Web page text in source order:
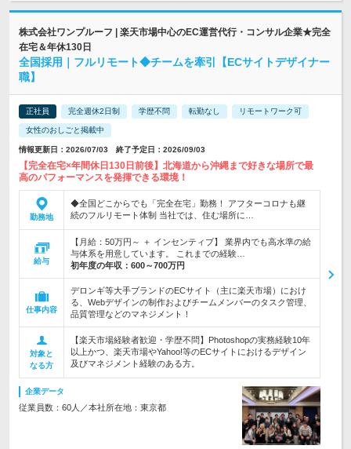
株式会社ワンプルーフ | 楽天市場中心のEC運営代行・コンサル企業★完全
在宅＆年休130日
全国採用｜フルリモート◆チームを牽引【ECサイトデザイナー
職】
正社員 完全週休2日制 学歴不問 転勤なし リモートワーク可
女性のおしごと掲載中
情報更新日：2026/07/03 終了予定日：2026/09/03
【完全在宅×年間休日130日前後】北海道から沖縄まで好きな場所で最
高のパフォーマンスを発揮できる環境！
勤務地
◆全国どこからでも「完全在宅」勤務！ アフターコロナも継
続のフルリモート体制 当社では、住む場所に…
給与
【月給：50万円～ ＋ インセンティブ】 業界内でも高水準の給
与体系を用意しています。 これまでの経験…
初年度の年収： 600～700万円
仕事内容
デロンギ等大手ブランドのECサイト（主に楽天市場）におけ
る、Webデザインの制作およびチームメンバーのタスク管理、
品質管理などのマネジメント！
対象と
なる方
【楽天市場経験者歓迎・学歴不問】Photoshopの実務経験10年
以上かつ、楽天市場やYahoo!等のECサイトにおけるデザイン
及びマネジメント経験のある方。
企業データ
従業員数：60人／本社所在地：東京都